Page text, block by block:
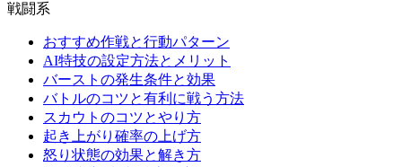
戦闘系
おすすめ作戦と行動パターン
AI特技の設定方法とメリット
バーストの発生条件と効果
バトルのコツと有利に戦う方法
スカウトのコツとやり方
起き上がり確率の上げ方
怒り状態の効果と解き方